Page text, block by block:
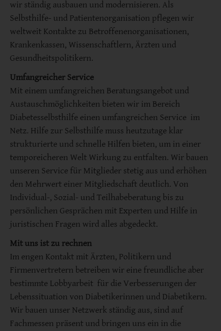
wir ständig ausbauen und modernisieren. Als
Selbsthilfe- und Patientenorganisation pflegen wir
weltweit Kontakte zu Betroffenenorganisationen,
Krankenkassen, Wissenschaftlern, Ärzten und
Gesundheitspolitikern.
Umfangreicher Service
Mit einem umfangreichen Beratungsangebot und
Austauschmöglichkeiten bieten wir im Bereich
Diabetesselbsthilfe einen umfangreichen Service im
Netz. Hilfe zur Selbsthilfe muss heutzutage klar
strukturierte und schnelle Hilfen bieten, um in einer
temporeicheren Welt Wirkung zu entfalten. Wir bauen
unseren Service für Mitglieder stetig aus und erhöhen
den Mehrwert einer Mitgliedschaft deutlich. Von
Individual-, Sozial- und Teilhabeberatung bis zu
persönlichen Gesprächen mit Experten und Hilfe in
juristischen Fragen wird alles abgedeckt.
Mit uns ist zu rechnen
Im engen Kontakt mit Ärzten, Politikern und
Firmenvertretern betreiben wir eine freundliche aber
bestimmte Lobbyarbeit für die Verbesserungen der
Lebenssituation von Diabetikerinnen und Diabetikern.
Wir bauen unser Netzwerk ständig aus, sind auf
Fachmessen präsent und bringen uns ein in die